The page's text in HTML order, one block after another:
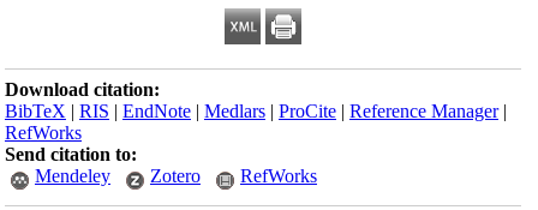
Download citation:
BibTeX |RIS |EndNote |Medlars |ProCite |Reference Manager
RefWorks
Send citation to:
Mendeley
Zotero RefWorks